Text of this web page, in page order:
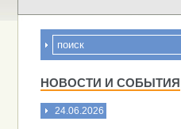
НОВОСТИ И СОБЫТИЯ
24.06.2026